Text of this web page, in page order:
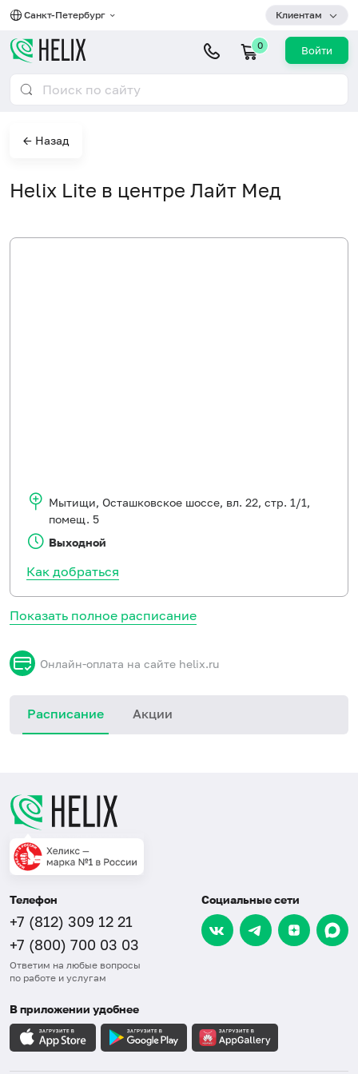
Санкт-Петербург Клиентам
0 Войти
← Назад
Helix Lite в центре Лайт Мед
Показать полное расписание
Онлайн-оплата на сайте helix.ru
Расписание Акции
Мытищи, Осташковское шоссе, вл. 22, стр. 1/1,
помещ. 5
Выходной
Как добраться
Телефон
+7 (812) 309 12 21
+7 (800) 700 03 03
Ответим на любые вопросы
по работе и услугам
Социальные сети
В приложении удобнее